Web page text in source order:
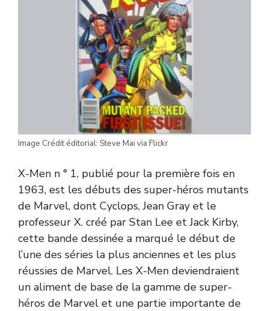
Image Crédit éditorial: Steve Mai via Flickr
X-Men n ° 1, publié pour la première fois en
1963, est les débuts des super-héros mutants
de Marvel, dont Cyclops, Jean Gray et le
professeur X. créé par Stan Lee et Jack Kirby,
cette bande dessinée a marqué le début de
l’une des séries la plus anciennes et les plus
réussies de Marvel. Les X-Men deviendraient
un aliment de base de la gamme de super-
héros de Marvel et une partie importante de